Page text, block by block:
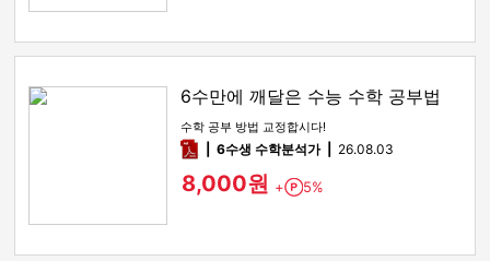
6수만에 깨달은 수능 수학 공부법
수학 공부 방법 교정합시다!
pdf6수생 수학분석가 26.08.03
8,000원 + Point
5%